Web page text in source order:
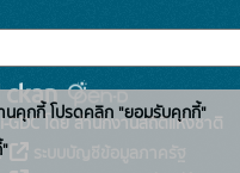
GDC โดย สำนักงานสถิติแห่งชาติ
นคุกกี้ โปรดคลิก "ยอมรับคุกกี้"